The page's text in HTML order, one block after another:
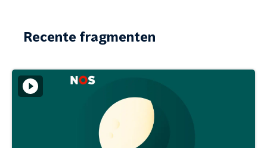
Recente fragmenten